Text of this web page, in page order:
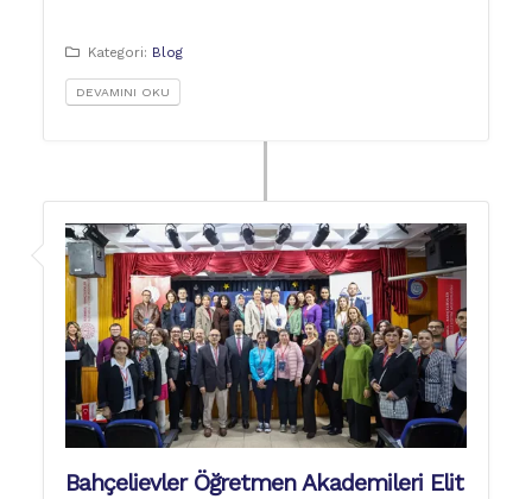
Kategori: Blog
DEVAMINI OKU
Bahçelievler Öğretmen Akademileri Elit